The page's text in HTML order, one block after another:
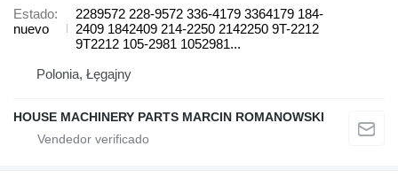
Estado
nuevo
2289572 228-9572 336-4179 3364179 184-
2409 1842409 214-2250 2142250 9T-2212
9T2212 105-2981 1052981...
Polonia, Łęgajny
HOUSE MACHINERY PARTS MARCIN ROMANOWSKI